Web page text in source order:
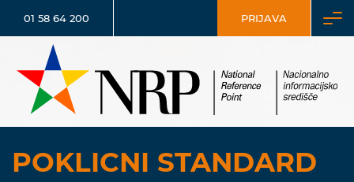
01 58 64 200 PRIJAVA
POKLICNI STANDARD